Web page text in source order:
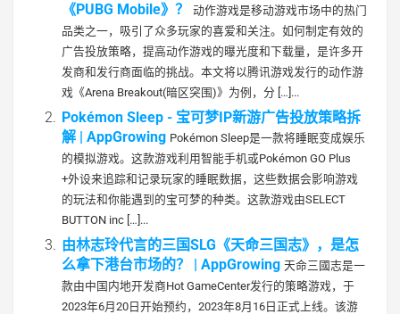
《PUBG Mobile》？
动作游戏是移动游戏市场中的热门
品类之一，吸引了众多玩家的喜爱和关注。如何制定有效的
广告投放策略，提高动作游戏的曝光度和下载量，是许多开
发商和发行商面临的挑战。本文将以腾讯游戏发行的动作游
戏《Arena Breakout(暗区突围)》为例，分 […]...
Pokémon Sleep - 宝可梦IP新游广告投放策略拆
解 | AppGrowing Pokémon Sleep是一款将睡眠变成娱乐
的模拟游戏。这款游戏利用智能手机或Pokémon GO Plus
+外设来追踪和记录玩家的睡眠数据，这些数据会影响游戏
的玩法和你能遇到的宝可梦的种类。这款游戏由SELECT
BUTTON inc […]...
由林志玲代言的三国SLG《天命三国志》，是怎
么拿下港台市场的？ | AppGrowing 天命三國志是一
款由中国内地开发商Hot GameCenter发行的策略游戏，于
2023年6月20日开始预约，2023年8月16日正式上线。该游